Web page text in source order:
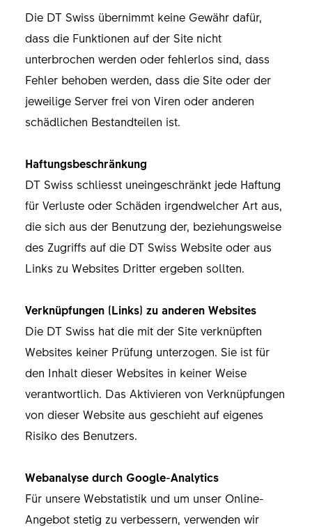
Die DT Swiss übernimmt keine Gewähr dafür,
dass die Funktionen auf der Site nicht
unterbrochen werden oder fehlerlos sind, dass
Fehler behoben werden, dass die Site oder der
jeweilige Server frei von Viren oder anderen
schädlichen Bestandteilen ist.
Haftungsbeschränkung
DT Swiss schliesst uneingeschränkt jede Haftung
für Verluste oder Schäden irgendwelcher Art aus,
die sich aus der Benutzung der, beziehungsweise
des Zugriffs auf die DT Swiss Website oder aus
Links zu Websites Dritter ergeben sollten.
Verknüpfungen (Links) zu anderen Websites
Die DT Swiss hat die mit der Site verknüpften
Websites keiner Prüfung unterzogen. Sie ist für
den Inhalt dieser Websites in keiner Weise
verantwortlich. Das Aktivieren von Verknüpfungen
von dieser Website aus geschieht auf eigenes
Risiko des Benutzers.
Webanalyse durch Google-Analytics
Für unsere Webstatistik und um unser Online-
Angebot stetig zu verbessern, verwenden wir